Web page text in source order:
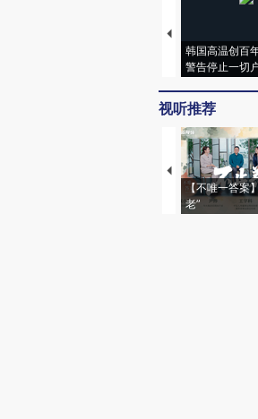
韩国高温创百
警告停止一切
视听推荐
【不唯一答案
老”